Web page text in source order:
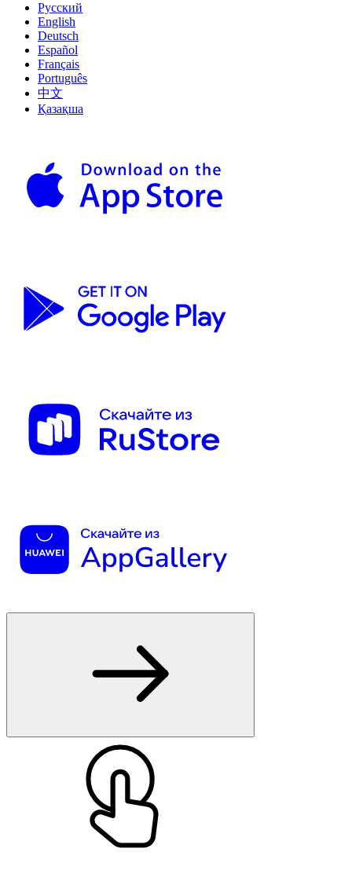
Русский
English
Deutsch
Español
Français
Português
中文
Қазақша